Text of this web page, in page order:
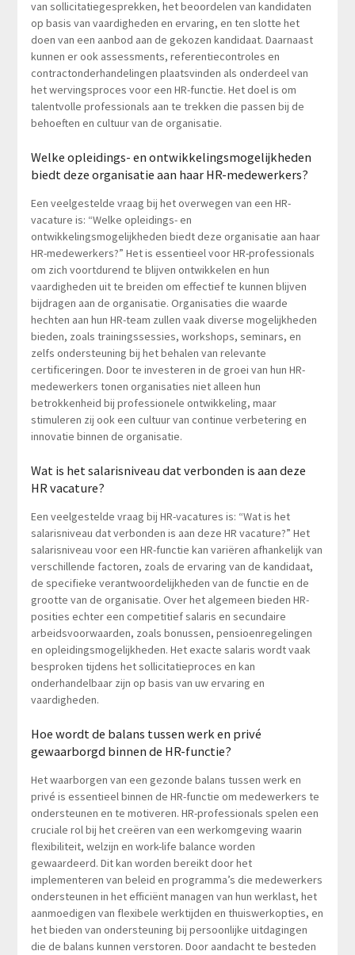
van sollicitatiegesprekken, het beoordelen van kandidaten
op basis van vaardigheden en ervaring, en ten slotte het
doen van een aanbod aan de gekozen kandidaat. Daarnaast
kunnen er ook assessments, referentiecontroles en
contractonderhandelingen plaatsvinden als onderdeel van
het wervingsproces voor een HR-functie. Het doel is om
talentvolle professionals aan te trekken die passen bij de
behoeften en cultuur van de organisatie.
Welke opleidings- en ontwikkelingsmogelijkheden
biedt deze organisatie aan haar HR-medewerkers?
Een veelgestelde vraag bij het overwegen van een HR-
vacature is: “Welke opleidings- en
ontwikkelingsmogelijkheden biedt deze organisatie aan haar
HR-medewerkers?” Het is essentieel voor HR-professionals
om zich voortdurend te blijven ontwikkelen en hun
vaardigheden uit te breiden om effectief te kunnen blijven
bijdragen aan de organisatie. Organisaties die waarde
hechten aan hun HR-team zullen vaak diverse mogelijkheden
bieden, zoals trainingssessies, workshops, seminars, en
zelfs ondersteuning bij het behalen van relevante
certificeringen. Door te investeren in de groei van hun HR-
medewerkers tonen organisaties niet alleen hun
betrokkenheid bij professionele ontwikkeling, maar
stimuleren zij ook een cultuur van continue verbetering en
innovatie binnen de organisatie.
Wat is het salarisniveau dat verbonden is aan deze
HR vacature?
Een veelgestelde vraag bij HR-vacatures is: “Wat is het
salarisniveau dat verbonden is aan deze HR vacature?” Het
salarisniveau voor een HR-functie kan variëren afhankelijk van
verschillende factoren, zoals de ervaring van de kandidaat,
de specifieke verantwoordelijkheden van de functie en de
grootte van de organisatie. Over het algemeen bieden HR-
posities echter een competitief salaris en secundaire
arbeidsvoorwaarden, zoals bonussen, pensioenregelingen
en opleidingsmogelijkheden. Het exacte salaris wordt vaak
besproken tijdens het sollicitatieproces en kan
onderhandelbaar zijn op basis van uw ervaring en
vaardigheden.
Hoe wordt de balans tussen werk en privé
gewaarborgd binnen de HR-functie?
Het waarborgen van een gezonde balans tussen werk en
privé is essentieel binnen de HR-functie om medewerkers te
ondersteunen en te motiveren. HR-professionals spelen een
cruciale rol bij het creëren van een werkomgeving waarin
flexibiliteit, welzijn en work-life balance worden
gewaardeerd. Dit kan worden bereikt door het
implementeren van beleid en programma’s die medewerkers
ondersteunen in het efficiënt managen van hun werklast, het
aanmoedigen van flexibele werktijden en thuiswerkopties, en
het bieden van ondersteuning bij persoonlijke uitdagingen
die de balans kunnen verstoren. Door aandacht te besteden